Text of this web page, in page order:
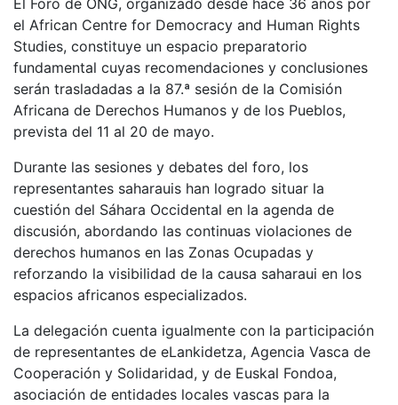
el African Centre for Democracy and Human Rights
Studies, constituye un espacio preparatorio
fundamental cuyas recomendaciones y conclusiones
serán trasladadas a la 87.ª sesión de la Comisión
Africana de Derechos Humanos y de los Pueblos,
prevista del 11 al 20 de mayo.
Durante las sesiones y debates del foro, los
representantes saharauis han logrado situar la
cuestión del Sáhara Occidental en la agenda de
discusión, abordando las continuas violaciones de
derechos humanos en las Zonas Ocupadas y
reforzando la visibilidad de la causa saharaui en los
espacios africanos especializados.
La delegación cuenta igualmente con la participación
de representantes de eLankidetza, Agencia Vasca de
Cooperación y Solidaridad, y de Euskal Fondoa,
asociación de entidades locales vascas para la